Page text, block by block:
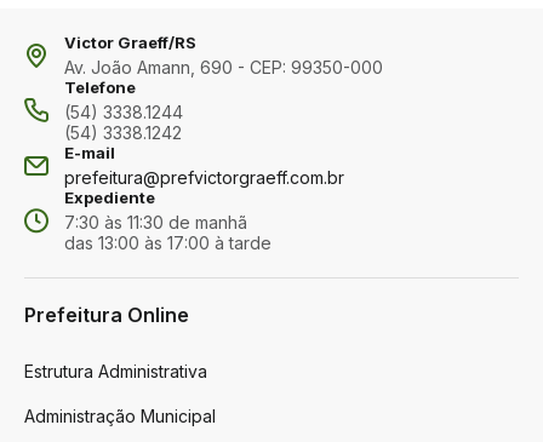
Victor Graeff/RS
Av. João Amann, 690 - CEP: 99350-000
Telefone
(54) 3338.1244
(54) 3338.1242
E-mail
prefeitura@prefvictorgraeff.com.br
Expediente
7:30 às 11:30 de manhã
das 13:00 às 17:00 à tarde
Prefeitura Online
Estrutura Administrativa
Administração Municipal